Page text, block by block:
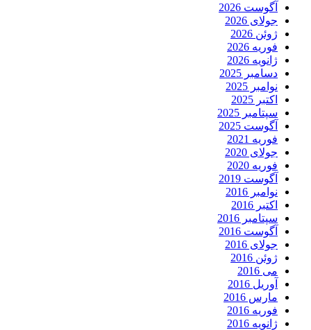
آگوست 2026
جولای 2026
ژوئن 2026
فوریه 2026
ژانویه 2026
دسامبر 2025
نوامبر 2025
اکتبر 2025
سپتامبر 2025
آگوست 2025
فوریه 2021
جولای 2020
فوریه 2020
آگوست 2019
نوامبر 2016
اکتبر 2016
سپتامبر 2016
آگوست 2016
جولای 2016
ژوئن 2016
می 2016
آوریل 2016
مارس 2016
فوریه 2016
ژانویه 2016